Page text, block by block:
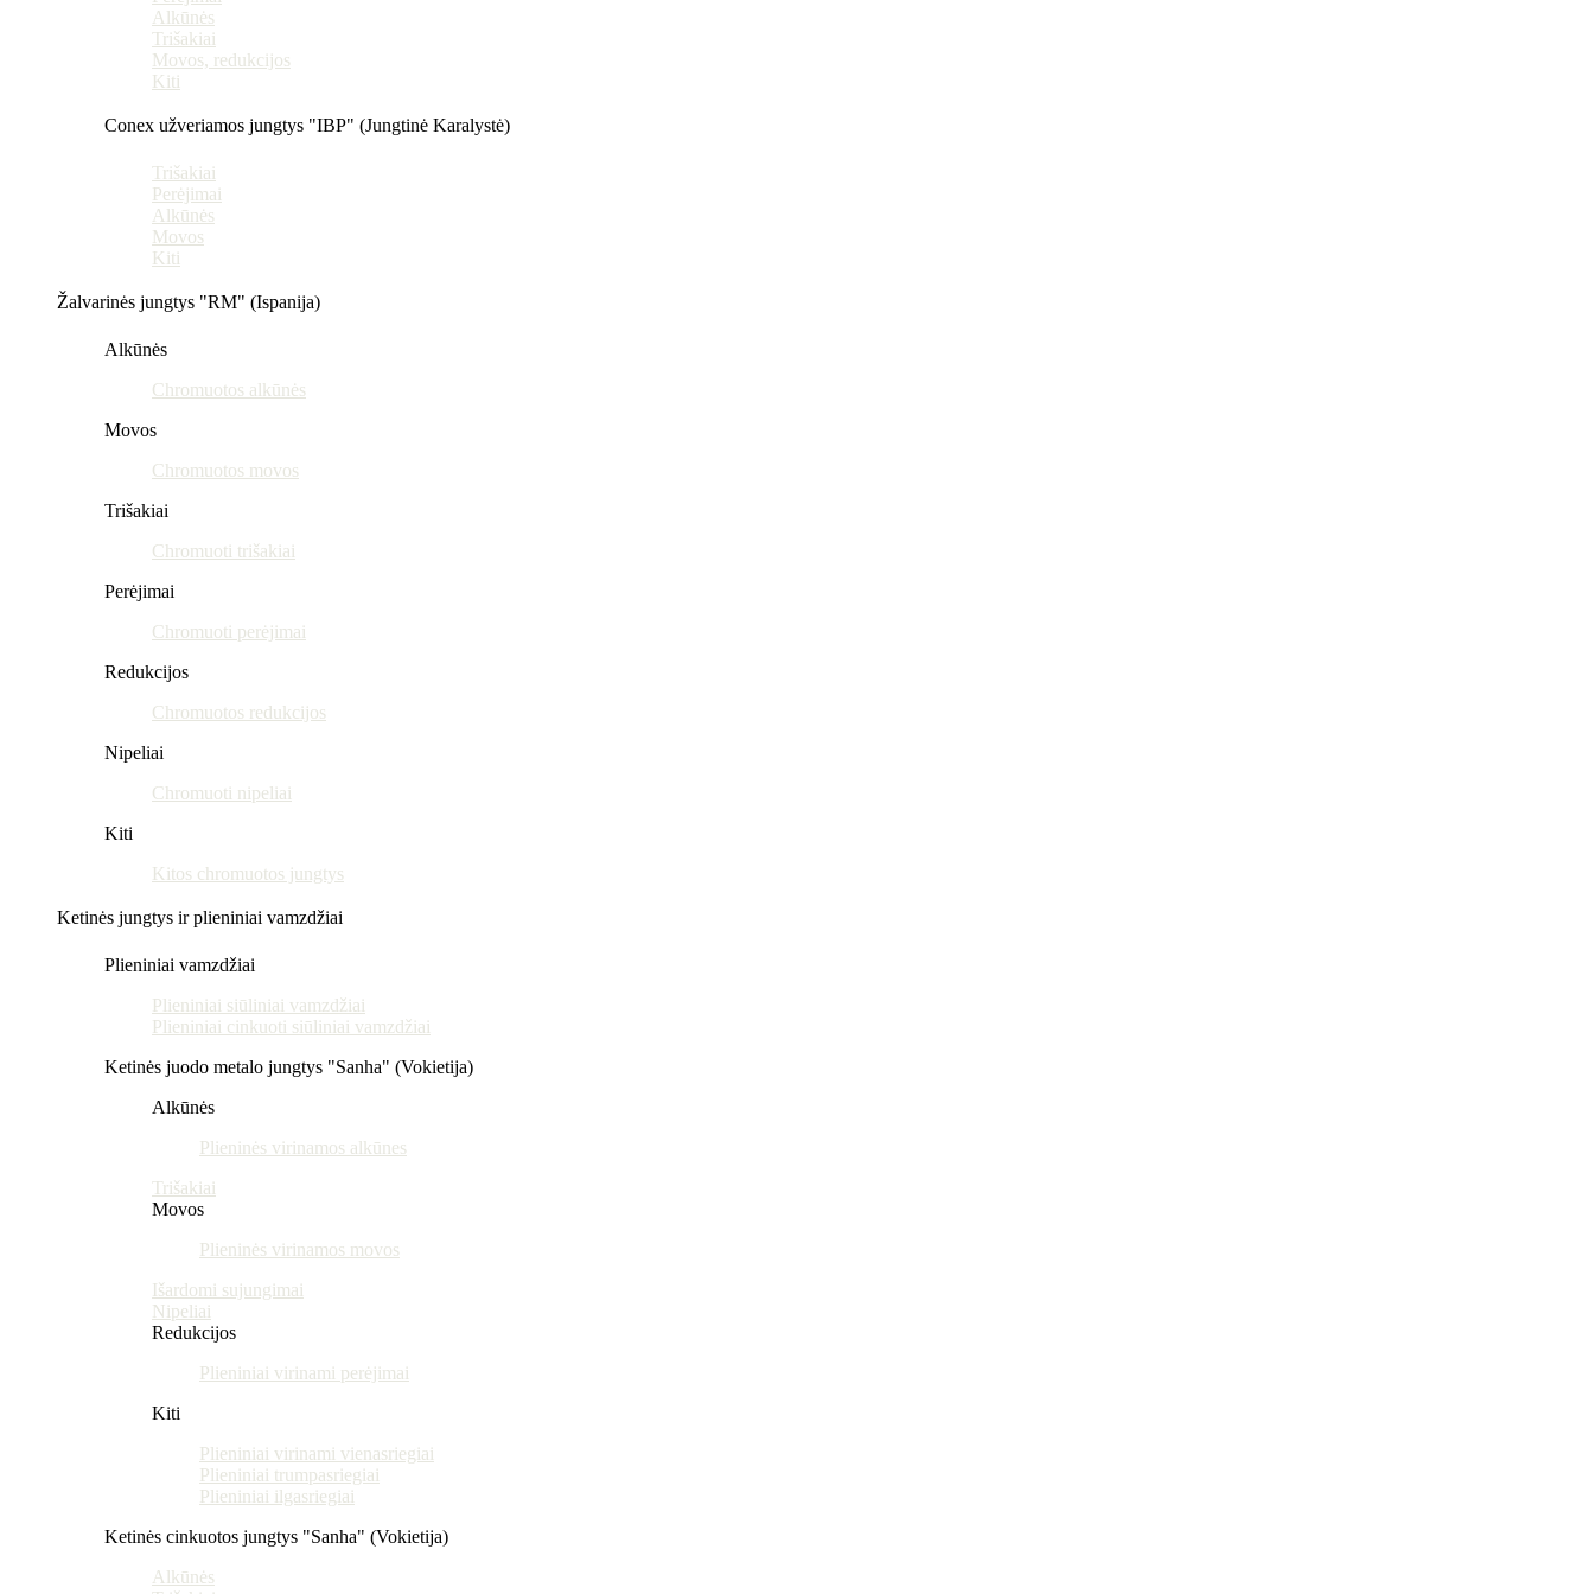
Alkūnės
Trišakiai
Movos, redukcijos
Kiti
Conex užveriamos jungtys "IBP" (Jungtinė Karalystė)
Trišakiai
Perėjimai
Alkūnės
Movos
Kiti
Žalvarinės jungtys "RM" (Ispanija)
Alkūnės
Chromuotos alkūnės
Movos
Chromuotos movos
Trišakiai
Chromuoti trišakiai
Perėjimai
Chromuoti perėjimai
Redukcijos
Chromuotos redukcijos
Nipeliai
Chromuoti nipeliai
Kiti
Kitos chromuotos jungtys
Ketinės jungtys ir plieniniai vamzdžiai
Plieniniai vamzdžiai
Plieniniai siūliniai vamzdžiai
Plieniniai cinkuoti siūliniai vamzdžiai
Ketinės juodo metalo jungtys "Sanha" (Vokietija)
Alkūnės
Plieninės virinamos alkūnes
Trišakiai
Movos
Plieninės virinamos movos
Išardomi sujungimai
Nipeliai
Redukcijos
Plieniniai virinami perėjimai
Kiti
Plieniniai virinami vienasriegiai
Plieniniai trumpasriegiai
Plieniniai ilgasriegiai
Ketinės cinkuotos jungtys "Sanha" (Vokietija)
Alkūnės